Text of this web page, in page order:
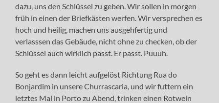
dazu, uns den Schlüssel zu geben. Wir sollen in morgen
früh in einen der Briefkästen werfen. Wir versprechen es
hoch und heilig, machen uns ausgehfertig und
verlasssen das Gebäude, nicht ohne zu checken, ob der
Schlüssel auch wirklich passt. Er passt. Puuuh.
So geht es dann leicht aufgelöst Richtung Rua do
Bonjardim in unsereChurrascaria, und wir futtern ein
letztes Mal in Porto zu Abend, trinken einen Rotwein